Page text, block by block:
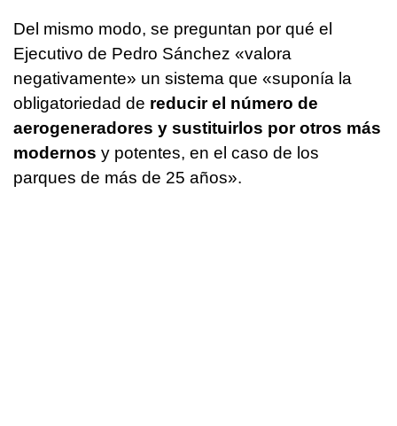
Del mismo modo, se preguntan por qué el
Ejecutivo de Pedro Sánchez «valora
negativamente» un sistema que «suponía la
obligatoriedad de reducir el número de
aerogeneradores y sustituirlos por otros más
modernos y potentes, en el caso de los
parques de más de 25 años».